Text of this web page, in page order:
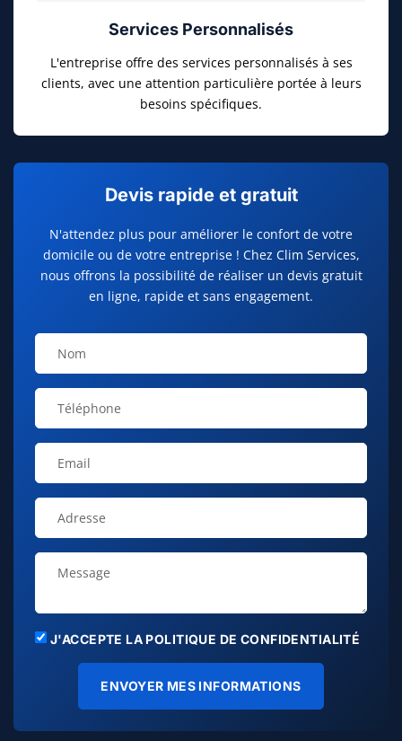
Services Personnalisés
L'entreprise offre des services personnalisés à ses
clients, avec une attention particulière portée à leurs
besoins spécifiques.
Devis rapide et gratuit
N'attendez plus pour améliorer le confort de votre
domicile ou de votre entreprise ! Chez Clim Services,
nous offrons la possibilité de réaliser un devis gratuit
en ligne, rapide et sans engagement.
J'ACCEPTE LA POLITIQUE DE CONFIDENTIALITÉ
ENVOYER MES INFORMATIONS